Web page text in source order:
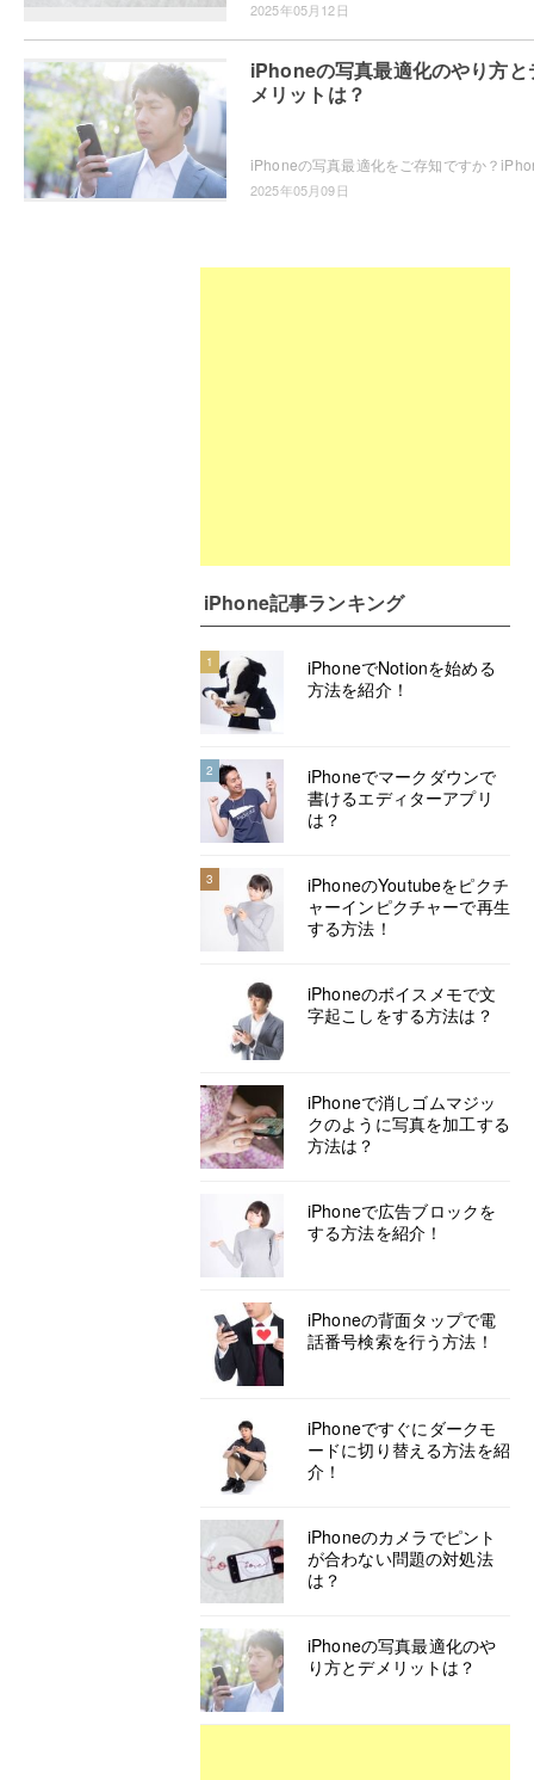
2025年05月12日
iPhoneの写真最適化のやり方と
メリットは？
2025年05月09日
iPhone記事ランキング
1
iPhoneでNotionを始める
方法を紹介！
2
iPhoneでマークダウンで
書けるエディターアプリ
は？
3
iPhoneのYoutubeをピクチ
ャーインピクチャーで再生
する方法！
iPhoneのボイスメモで文
字起こしをする方法は？
iPhoneで消しゴムマジッ
クのように写真を加工する
方法は？
iPhoneで広告ブロックを
する方法を紹介！
iPhoneの背面タップで電
話番号検索を行う方法！
iPhoneですぐにダークモ
ードに切り替える方法を紹
介！
iPhoneのカメラでピント
が合わない問題の対処法
は？
iPhoneの写真最適化のや
り方とデメリットは？